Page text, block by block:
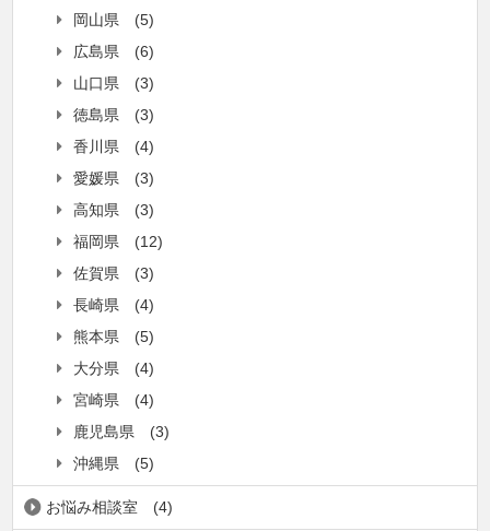
岡山県
(5)
広島県
(6)
山口県
(3)
徳島県
(3)
香川県
(4)
愛媛県
(3)
高知県
(3)
福岡県
(12)
佐賀県
(3)
長崎県
(4)
熊本県
(5)
大分県
(4)
宮崎県
(4)
鹿児島県
(3)
沖縄県
(5)
お悩み相談室 (4)